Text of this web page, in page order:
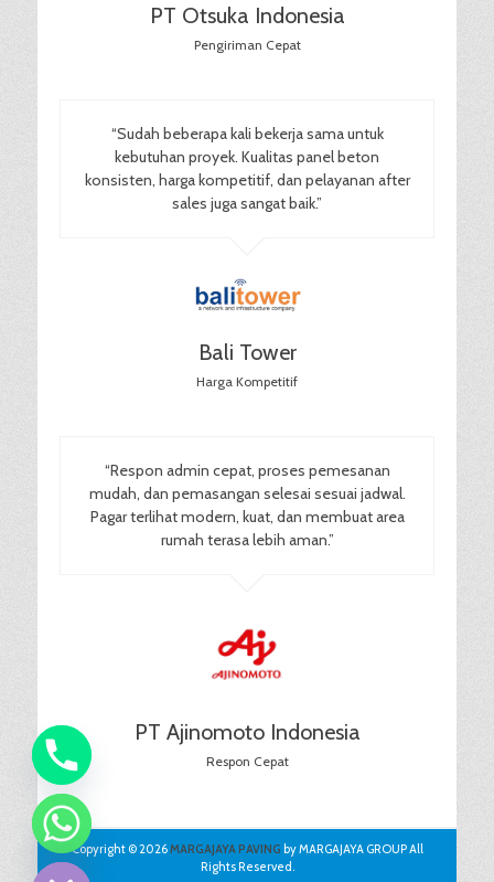
PT Otsuka Indonesia
Pengiriman Cepat
“Sudah beberapa kali bekerja sama untuk
kebutuhan proyek. Kualitas panel beton
konsisten, harga kompetitif, dan pelayanan after
sales juga sangat baik.”
Bali Tower
Harga Kompetitif
“Respon admin cepat, proses pemesanan
mudah, dan pemasangan selesai sesuai jadwal.
Pagar terlihat modern, kuat, dan membuat area
rumah terasa lebih aman.”
PT Ajinomoto Indonesia
Respon Cepat
Copyright © 2026MARGAJAYA PAVING by MARGAJAYA GROUP All
Rights Reserved.
Hide
chaty